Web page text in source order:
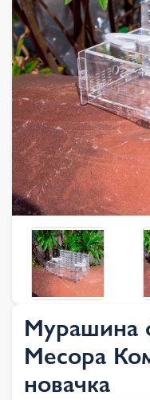
Мурашина
Месора
новачка